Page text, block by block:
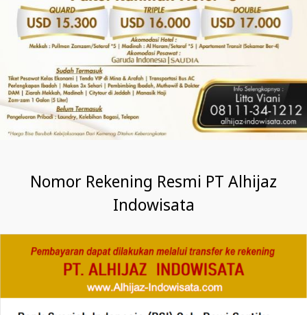
Nomor Rekening Resmi PT Alhijaz
Indowisata